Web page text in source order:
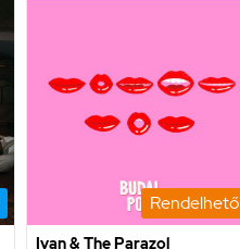
Rendelhető
Ivan & The Parazol